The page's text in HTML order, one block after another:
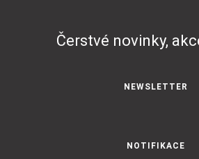
Čerstvé novinky,
NEWSLETTER
NOTIFIKACE